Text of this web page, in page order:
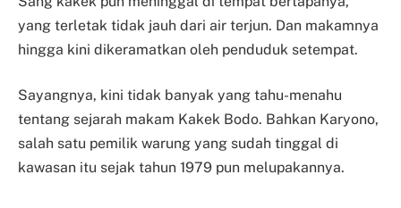
yang terletak tidak jauh dari air terjun. Dan makamnya
hingga kini dikeramatkan oleh penduduk setempat.
Sayangnya, kini tidak banyak yang tahu-menahu
tentang sejarah makam Kakek Bodo. Bahkan Karyono,
salah satu pemilik warung yang sudah tinggal di
kawasan itu sejak tahun 1979 pun melupakannya.